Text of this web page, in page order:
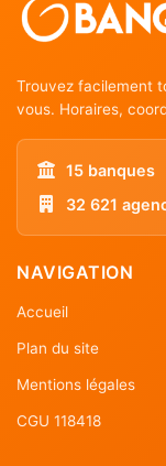
Trouvez facilement
vous. Horaires,
15 banques
32 621
NAVIGATION
Accueil
Plan du site
Mentions légales
CGU 118418